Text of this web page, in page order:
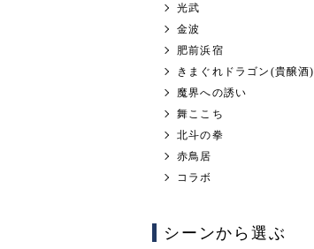
光武
金波
肥前浜宿
きまぐれドラゴン(貴醸酒)
魔界への誘い
舞ここち
北斗の拳
赤鳥居
コラボ
シーンから選ぶ